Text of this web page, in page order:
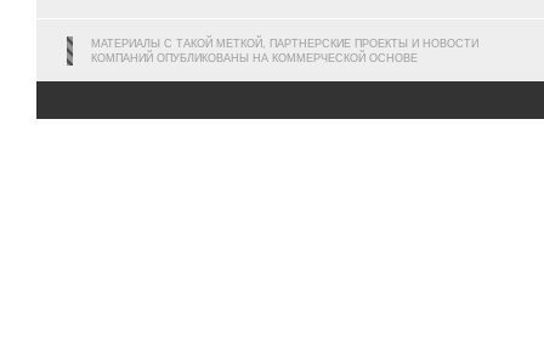
МАТЕРИАЛЫ С ТАКОЙ МЕТКОЙ, ПАРТНЕРСКИЕ ПРОЕКТЫ И НОВОСТИ
КОМПАНИЙ ОПУБЛИКОВАНЫ НА КОММЕРЧЕСКОЙ ОСНОВЕ